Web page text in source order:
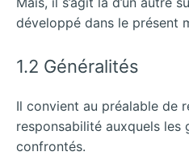
développé dans le présent
1.2 Généralités
Il convient au préalable de
responsabilité auxquels les
confrontés.